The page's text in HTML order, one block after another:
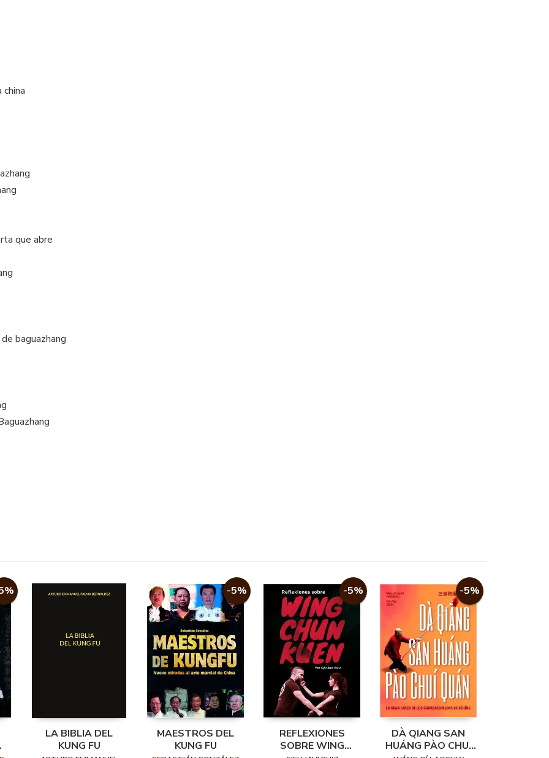
que abre
baguazhang
LA BIBLIA DEL
KUNG FU
-5%
MAESTROS DEL
KUNG FU
-5%
REFLEXIONES
SOBRE WING
-5%
DÀ QIANG SAN
HUÁNG PÀO CHUÍ